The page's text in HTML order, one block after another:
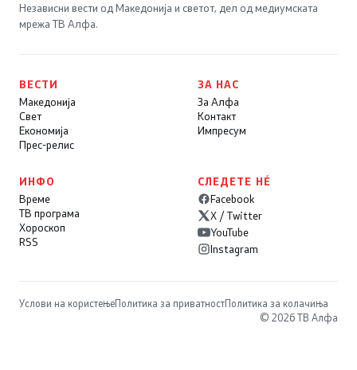
Независни вести од Македонија и светот, дел од медиумската
мрежа ТВ Алфа.
ВЕСТИ
Македонија
Свет
Економија
Прес-релис
ЗА НАС
За Алфа
Контакт
Импресум
ИНФО
Време
ТВ програма
Хороскоп
RSS
СЛЕДЕТЕ НÉ
Facebook
X / Twitter
YouTube
Instagram
Услови на користењеПолитика за приватностПолитика за колачиња
© 2026 ТВ Алфа